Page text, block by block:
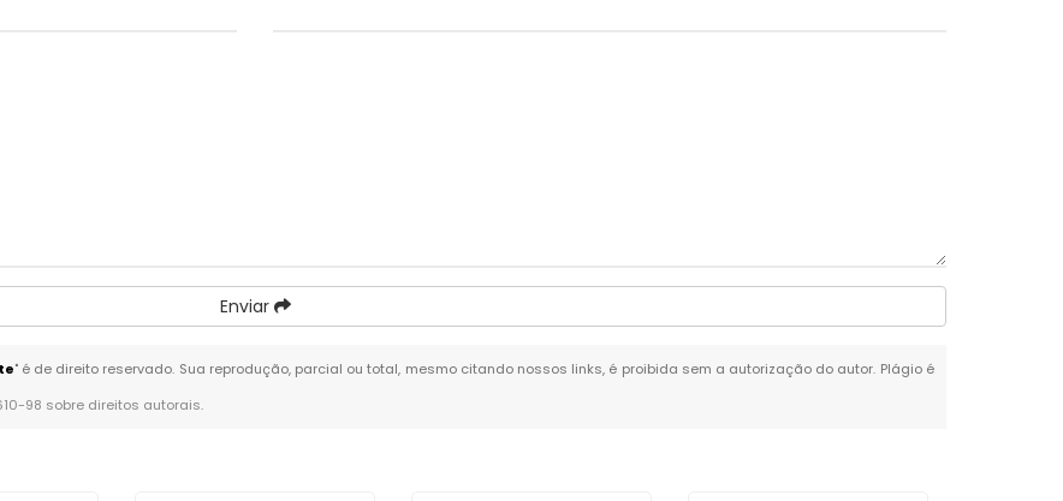
Enviar
" é de direito reservado. Sua reprodução, parcial ou total, mesmo citando nossos links, é proibida sem a autorização do autor. Plágio é
98 sobre direitos autorais.